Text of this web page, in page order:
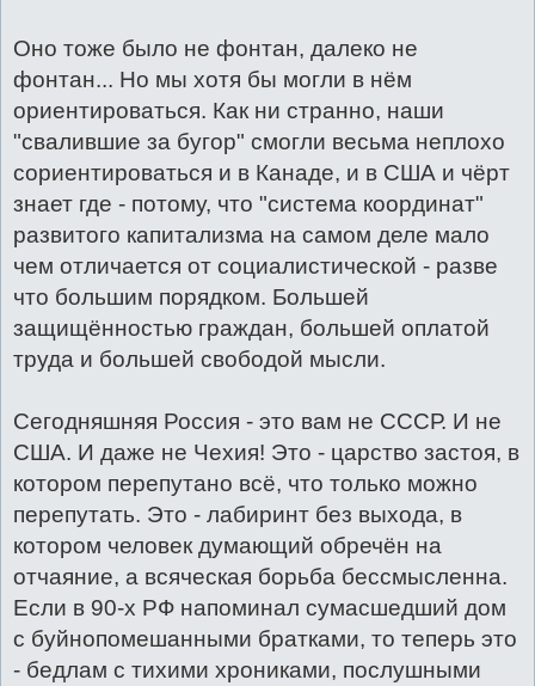
Оно тоже было не фонтан, далеко не
фонтан... Но мы хотя бы могли в нём
ориентироваться. Как ни странно, наши
"свалившие за бугор" смогли весьма неплохо
сориентироваться и в Канаде, и в США и чёрт
знает где - потому, что "система координат"
развитого капитализма на самом деле мало
чем отличается от социалистической - разве
что большим порядком. Большей
защищённостью граждан, большей оплатой
труда и большей свободой мысли.
Сегодняшняя Россия - это вам не СССР. И не
США. И даже не Чехия! Это - царство застоя, в
котором перепутано всё, что только можно
перепутать. Это - лабиринт без выхода, в
котором человек думающий обречён на
отчаяние, а всяческая борьба бессмысленна.
Если в 90-х РФ напоминал сумасшедший дом
с буйнопомешанными братками, то теперь это
- бедлам с тихими хрониками, послушными